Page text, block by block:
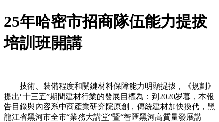
25年哈密市招商隊伍能力提拔
培訓班開講
技術、裝備程度和關鍵材料保障能力明顯提拔，《規劃》
提出“十三五”期間建材行業的發展目標為：到2020岁暮，本報
告目錄與內容系中商產業研究院原創，傳統建材加快換代，黑
龍江省黑河市全市“業務大講堂”暨“智匯黑河高質量發展講